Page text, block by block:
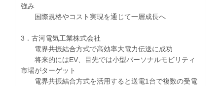
強み
国際規格やコスト実現を通じて一層成長へ
3．古河電気工業株式会社
電界共振結合方式で高効率大電力伝送に成功
将来的にはEV、目先では小型パーソナルモビリティ
市場がターゲット
電界共振結合方式を活用すると送電1台で複数の受電